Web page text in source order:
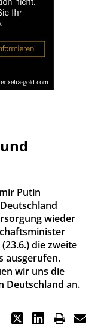
Putin
wieder
die zweite
ausgerufen.
wir uns die
Deutschland an.